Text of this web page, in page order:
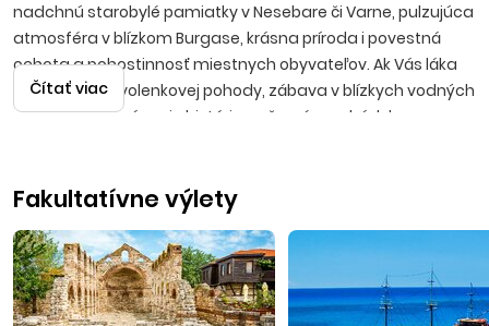
nadchnú starobylé pamiatky v Nesebare či Varne, pulzujúca
atmosféra v blízkom Burgase, krásna príroda i povestná
ochota a pohostinnosť miestnych obyvateľov. Ak Vás láka
predstava dovolenkovej pohody, zábava v blízkych vodných
parkoch, spoznávanie histórie, večerné prechádzky po
Slnečné pobrežie
Nesebar, približne 35 kilometrov severne od Burgasu.
Slnečné pobrežie je najväčším bulharským strediskom, ktoré
svojim návštevníkom ponúka možnosť vybrať si z pestrej
Čítať viac
Fakultatívne výlety